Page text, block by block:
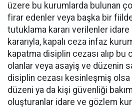
üzere bu kurumlarda bulunan
firar edenler veya başka bir
tutuklama kararı verilenler
kararıyla, kapalı ceza infaz
kapatma disiplin cezası alıp bu
olanlar veya asayiş ve düzenin
disiplin cezası kesinleşmiş
düzeni ya da kişi güvenliği
oluşturanlar idare ve gözlem